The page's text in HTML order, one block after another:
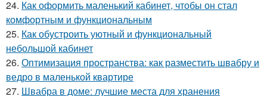
24. Как оформить маленький кабинет, чтобы он стал
комфортным и функциональным
25. Как обустроить уютный и функциональный
небольшой кабинет
26. Оптимизация пространства: как разместить швабру и
ведро в маленькой квартире
27. Швабра в доме: лучшие места для хранения